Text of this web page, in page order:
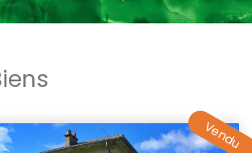
Vendu